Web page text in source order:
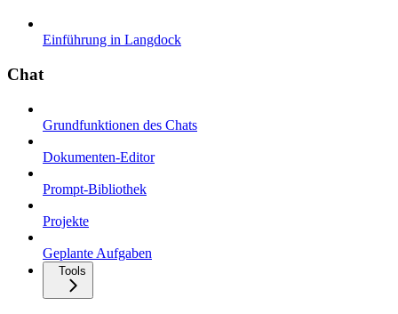
Einführung in Langdock
Chat
Grundfunktionen des Chats
Dokumenten-Editor
Prompt-Bibliothek
Projekte
Geplante Aufgaben
Tools